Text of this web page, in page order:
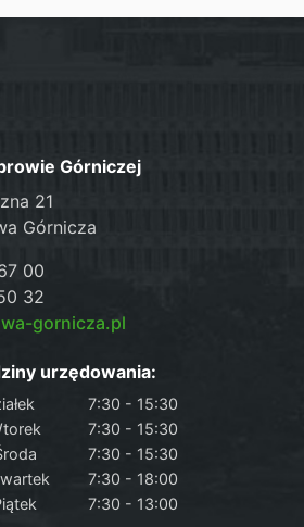
Górniczej
21
Górnicza
00
32
gornicza.pl
urzędowania:
7:30 - 15:30
7:30 - 15:30
7:30 - 15:30
7:30 - 18:00
7:30 - 13:00